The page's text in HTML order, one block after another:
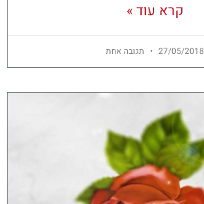
קרא עוד »
27/05/2018 תגובה אחת